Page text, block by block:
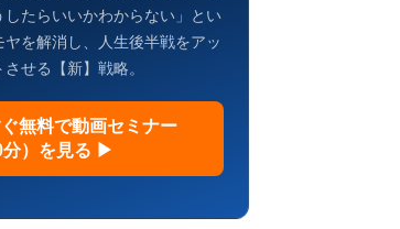
したらいいかわからない」とい
ヤを解消し、人生後半戦をアッ
せる【新】戦略。
無料で動画セミナー
分）を見る ▶